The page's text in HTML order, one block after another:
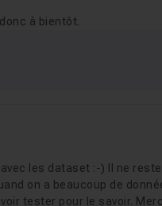
à bientôt.
les dataset :-) Il ne reste
on a beaucoup de
tester pour le savoir.